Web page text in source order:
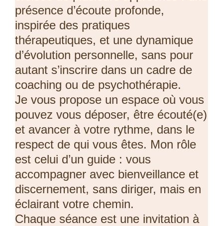
présence d’écoute profonde,
inspirée des pratiques
thérapeutiques, et une dynamique
d’évolution personnelle, sans pour
autant s’inscrire dans un cadre de
coaching ou de psychothérapie.
Je vous propose un espace où vous
pouvez vous déposer, être écouté(e)
et avancer à votre rythme, dans le
respect de qui vous êtes. Mon rôle
est celui d’un guide : vous
accompagner avec bienveillance et
discernement, sans diriger, mais en
éclairant votre chemin.
Chaque séance est une invitation à